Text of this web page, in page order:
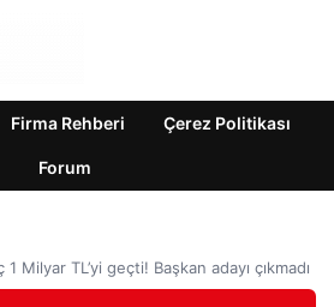
Firma Rehberi Çerez Politikası
Forum
Milyar TL’yi geçti! Başkan adayı çıkmadı